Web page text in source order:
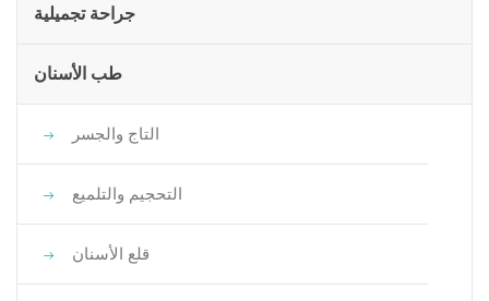
جراحة تجميلية
طب الأسنان
التاج والجسر
التحجيم والتلميع
قلع الأسنان